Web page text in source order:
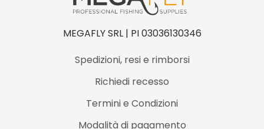
MEGAFLY SRL | PI 03036130346
Spedizioni, resi e rimborsi
Richiedi recesso
Termini e Condizioni
Modalità di pagamento